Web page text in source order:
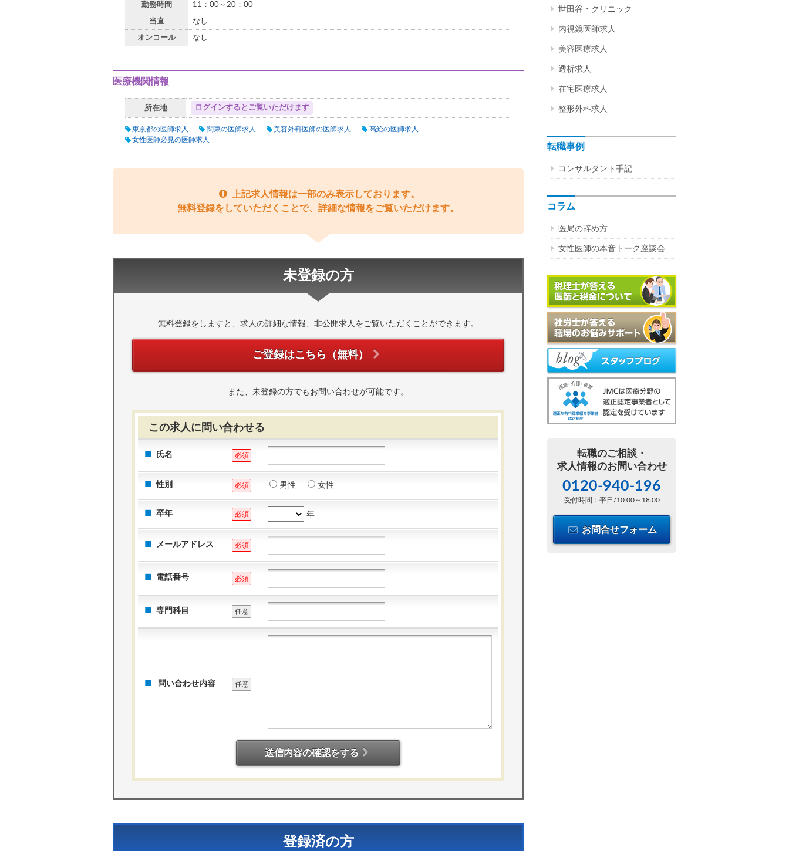
勤務時間 11：00～20：00
当直 なし
オンコール なし
医療機関情報
所在地 ログインするとご覧いただけます
東京都の医師求人 関東の医師求人 美容外科医師の医師求人
高給の医師求人
女性医師必見の医師求人
上記求人情報は一部のみ表示しております。
無料登録をしていただくことで、詳細な情報をご覧いただけます。
未登録の方
無料登録をしますと、求人の詳細な情報、非公開求人をご覧いただくことができます。
ご登録はこちら（無料）
また、未登録の方でもお問い合わせが可能です。
この求人に問い合わせる
氏名 必須
性別 必須 男性 女性
卒年 必須 年
メールアドレス 必須
電話番号 必須
専門科目 任意
問い合わせ内容 任意
送信内容の確認をする
登録済の方
世田谷・クリニック
内視鏡医師求人
美容医療求人
透析求人
在宅医療求人
整形外科求人
転職事例
コンサルタント手記
コラム
医局の辞め方
女性医師の本音トーク座談会
転職のご相談・
求人情報のお問い合わせ
0120-940-196
受付時間：平日/10:00～18:00
お問合せフォーム